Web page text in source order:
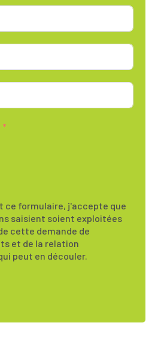
ce formulaire, j'accepte que
saisient soient exploitées
cette demande de
et de la relation
peut en découler.